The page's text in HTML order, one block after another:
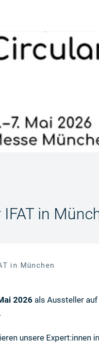
in
in München
2026 als Aussteller
unsere Expert:innen